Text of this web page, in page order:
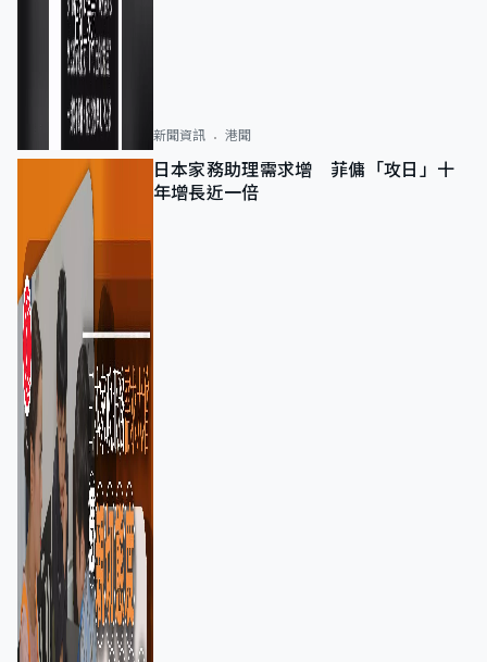
新聞資訊 港聞
日本家務助理需求增 菲傭「攻日」十
年增長近一倍